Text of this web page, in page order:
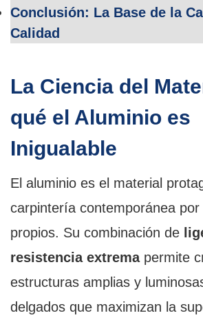
Conclusión: La Base de la
Calidad
La Ciencia del
qué el Aluminio es
Inigualable
El aluminio es el material
carpintería contemporánea
propios. Su combinación de
resistencia extremapermite
estructuras amplias y
delgados que maximizan la